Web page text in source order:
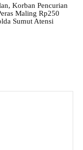
Korban Pencurian
Maling Rp250
Sumut Atensi